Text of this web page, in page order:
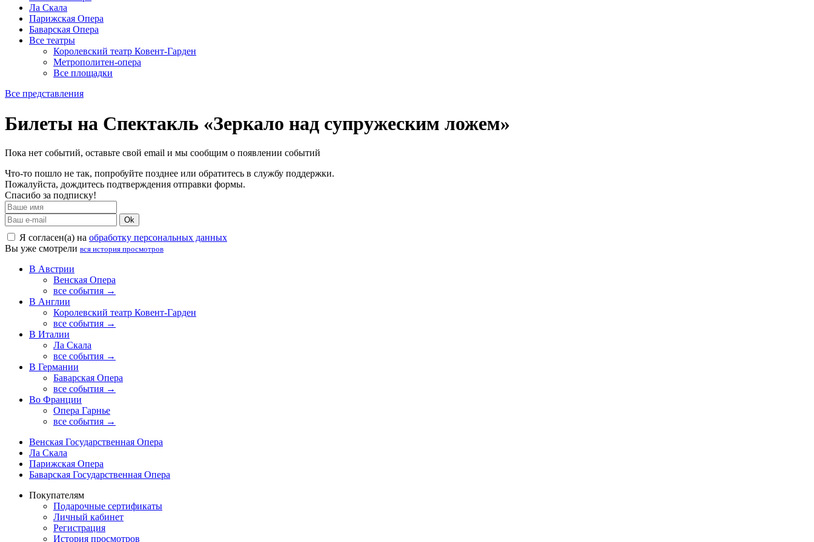
Ла Скала
Парижская Опера
Баварская Опера
Все театры
Королевский театр Ковент-Гарден
Метрополитен-опера
Все площадки
Все представления
Билеты на Спектакль «Зеркало над супружеским ложем»
Пока нет событий, оставьте свой email и мы сообщим о появлении событий
Что-то пошло не так, попробуйте позднее или обратитесь в службу поддержки.
Пожалуйста, дождитесь подтверждения отправки формы.
Спасибо за подписку!
Ok
Я согласен(а) на обработку персональных данных
Вы уже смотрели вся история просмотров
В Австрии
Венская Опера
все события →
В Англии
Королевский театр Ковент-Гарден
все события →
В Италии
Ла Скала
все события →
В Германии
Баварская Опера
все события →
Во Франции
Опера Гарнье
все события →
Венская Государственная Опера
Ла Скала
Парижская Опера
Баварская Государственная Опера
Покупателям
Подарочные сертификаты
Личный кабинет
Регистрация
История просмотров